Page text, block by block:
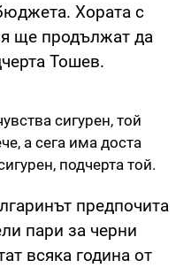
Хората с
ще продължат да
Тошев.
сигурен, той
а сега има доста
подчерта той.
предпочита
пари за черни
всяка година от